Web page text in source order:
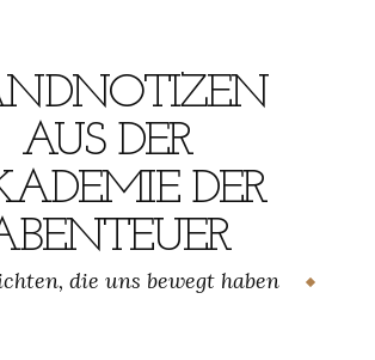
AUS DER
DER
die uns bewegt haben